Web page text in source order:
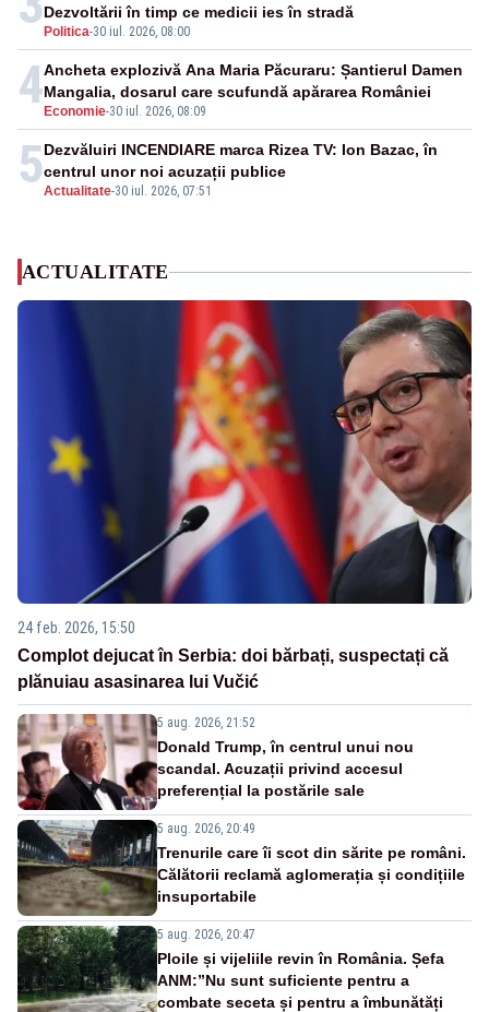
Politica-30 iul. 2026, 08:00
Dezvoltării în timp ce medicii ies în stradă
4 Economie-30 iul. 2026, 08:09
Ancheta explozivă Ana Maria Păcuraru: Șantierul Damen
Mangalia, dosarul care scufundă apărarea României
5Actualitate-30 iul. 2026, 07:51
Dezvăluiri INCENDIARE marca Rizea TV: Ion Bazac, în
centrul unor noi acuzații publice
ACTUALITATE
24 feb. 2026, 15:50
Complot dejucat în Serbia: doi bărbați, suspectați că
plănuiau asasinarea lui Vučić
5 aug. 2026, 21:52
Donald Trump, în centrul unui nou
scandal. Acuzații privind accesul
preferențial la postările sale
5 aug. 2026, 20:49
Trenurile care îi scot din sărite pe români.
Călătorii reclamă aglomerația și condițiile
insuportabile
5 aug. 2026, 20:47
Ploile și vijeliile revin în România. Șefa
ANM:”Nu sunt suficiente pentru a
combate seceta și pentru a îmbunătăți